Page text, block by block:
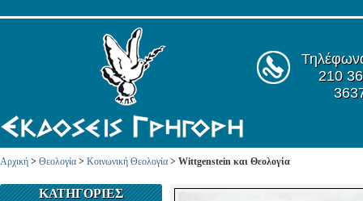
210
Αρχική > Θεολογία > Κοινωνική Θεολογία > Wittgenstein και Θεολογία
ΚΑΤΗΓΟΡΙΕΣ